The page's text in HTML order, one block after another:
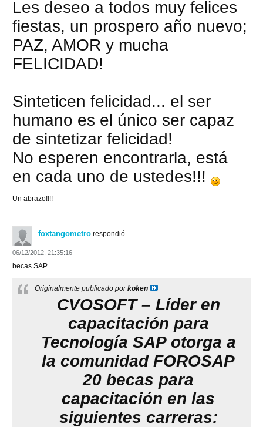
Les deseo a todos muy felices
fiestas, un prospero año nuevo;
PAZ, AMOR y mucha
FELICIDAD!
Sinteticen felicidad... el ser
humano es el único ser capaz
de sintetizar felicidad!
No esperen encontrarla, está
en cada uno de ustedes!!!
Un abrazo!!!!
foxtangometro respondió
06/12/2012, 21:35:16
becas SAP
Originalmente publicado porkoken
CVOSOFT – Líder en
capacitación para
Tecnología SAP otorga a
la comunidad FOROSAP
20 becas para
capacitación en las
siguientes carreras: